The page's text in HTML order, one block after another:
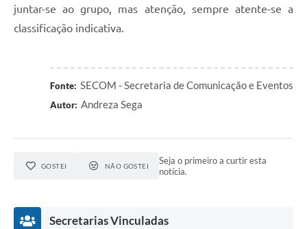
juntar-se ao grupo, mas atenção, sempre atente-se a
classificação indicativa.
Fonte: SECOM - Secretaria de Comunicação e Eventos
Autor: Andreza Sega
GOSTEI NÃO GOSTEI
Seja o primeiro a curtir esta
notícia.
Secretarias Vinculadas